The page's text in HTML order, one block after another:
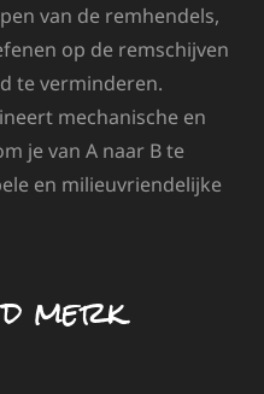
van de remhendels,
op de remschijven
te verminderen.
mechanische en
je van A naar B te
en milieuvriendelijke
merk